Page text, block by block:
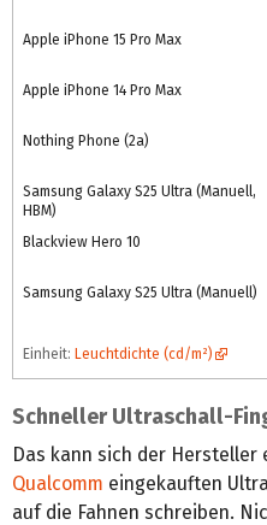
Apple iPhone 15 Pro Max
Apple iPhone 14 Pro Max
Nothing Phone (2a)
Samsung Galaxy S25 Ultra (Manuell,
HBM)
Blackview Hero 10
Samsung Galaxy S25 Ultra (Manuell)
Einheit: Leuchtdichte (cd/m²)
Schneller Ultraschall-
Das kann sich der
Qualcomm eingekauften
auf die Fahnen schreiben.